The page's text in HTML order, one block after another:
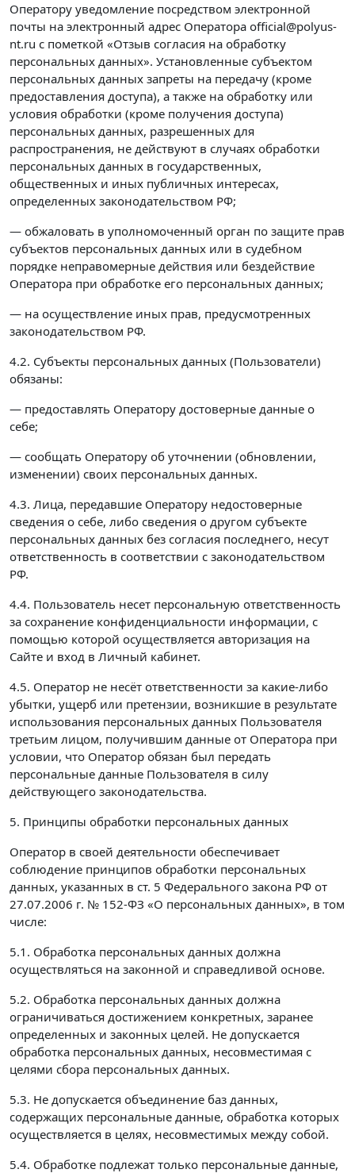
Оператору уведомление посредством электронной
почты на электронный адрес Оператора official@polyus-
nt.ru с пометкой «Отзыв согласия на обработку
персональных данных». Установленные субъектом
персональных данных запреты на передачу (кроме
предоставления доступа), а также на обработку или
условия обработки (кроме получения доступа)
персональных данных, разрешенных для
распространения, не действуют в случаях обработки
персональных данных в государственных,
общественных и иных публичных интересах,
определенных законодательством РФ;
— обжаловать в уполномоченный орган по защите прав
субъектов персональных данных или в судебном
порядке неправомерные действия или бездействие
Оператора при обработке его персональных данных;
— на осуществление иных прав, предусмотренных
законодательством РФ.
4.2. Субъекты персональных данных (Пользователи)
обязаны:
— предоставлять Оператору достоверные данные о
себе;
— сообщать Оператору об уточнении (обновлении,
изменении) своих персональных данных.
4.3. Лица, передавшие Оператору недостоверные
сведения о себе, либо сведения о другом субъекте
персональных данных без согласия последнего, несут
ответственность в соответствии с законодательством
РФ.
4.4. Пользователь несет персональную ответственность
за сохранение конфиденциальности информации, с
помощью которой осуществляется авторизация на
Сайте и вход в Личный кабинет.
4.5. Оператор не несёт ответственности за какие-либо
убытки, ущерб или претензии, возникшие в результате
использования персональных данных Пользователя
третьим лицом, получившим данные от Оператора при
условии, что Оператор обязан был передать
персональные данные Пользователя в силу
действующего законодательства.
5. Принципы обработки персональных данных
Оператор в своей деятельности обеспечивает
соблюдение принципов обработки персональных
данных, указанных в ст. 5 Федерального закона РФ от
27.07.2006 г. № 152-ФЗ «О персональных данных», в том
числе:
5.1. Обработка персональных данных должна
осуществляться на законной и справедливой основе.
5.2. Обработка персональных данных должна
ограничиваться достижением конкретных, заранее
определенных и законных целей. Не допускается
обработка персональных данных, несовместимая с
целями сбора персональных данных.
5.3. Не допускается объединение баз данных,
содержащих персональные данные, обработка которых
осуществляется в целях, несовместимых между собой.
5.4. Обработке подлежат только персональные данные,